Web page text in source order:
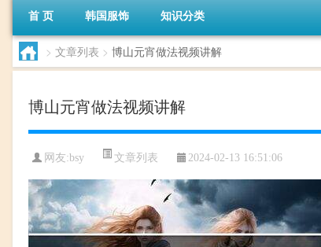
首 页 韩国服饰 知识分类
> 文章列表 > 博山元宵做法视频讲解
博山元宵做法视频讲解
网友:bsy 文章列表 2024-02-13 16:51:06